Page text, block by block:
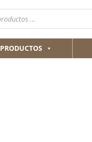
PRODUCTOS